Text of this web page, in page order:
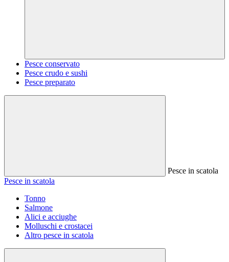
Pesce conservato
Pesce crudo e sushi
Pesce preparato
Pesce in scatola
Pesce in scatola
Tonno
Salmone
Alici e acciughe
Molluschi e crostacei
Altro pesce in scatola